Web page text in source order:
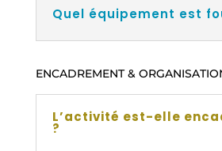
Quel équipement est
ENCADREMENT &
L’activité est-elle
?